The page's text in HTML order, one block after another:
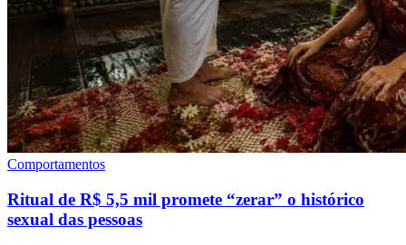
Comportamentos
Ritual de R$ 5,5 mil promete “zerar” o histórico
sexual das pessoas